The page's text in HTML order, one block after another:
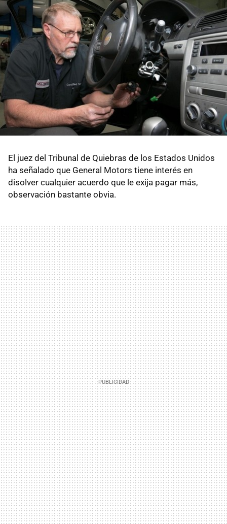
El juez del Tribunal de Quiebras de los Estados Unidos
ha señalado que General Motors tiene interés en
disolver cualquier acuerdo que le exija pagar más,
observación bastante obvia.